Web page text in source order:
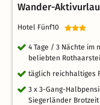
Wander-
Hotel Fünf10
4 Tage / 3 Nächte
beliebten
täglich reichhaltiges
3 x 3-Gang-
Siegerländer